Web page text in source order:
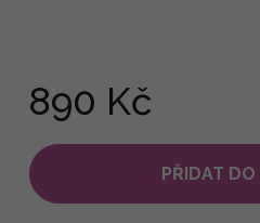
890 Kč
PŘIDAT DO